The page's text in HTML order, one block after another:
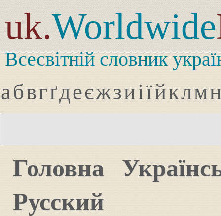
uk.Worldwide
Всесвітній словник
абвгґдеєжзиіїйклмн
Головна
Русский